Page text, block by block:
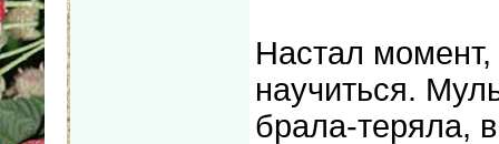
Настал момент,
научиться.
брала-теряла,